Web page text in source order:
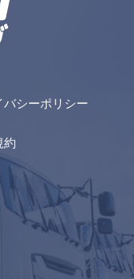
バシーポリシー
約